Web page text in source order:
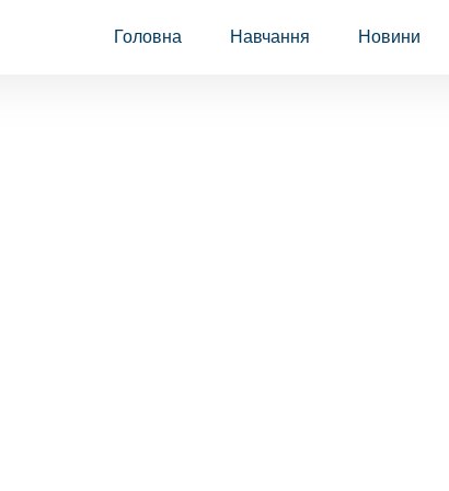
Головна Навчання Новини